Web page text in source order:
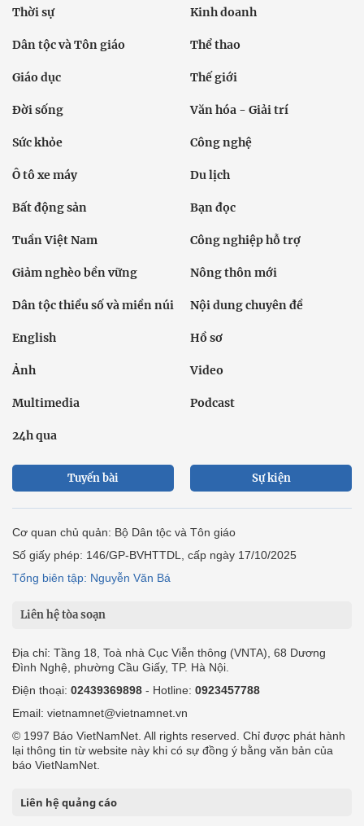
Thời sự Kinh doanh
Dân tộc và Tôn giáo Thể thao
Giáo dục Thế giới
Đời sống Văn hóa - Giải trí
Sức khỏe Công nghệ
Ô tô xe máy Du lịch
Bất động sản Bạn đọc
Tuần Việt Nam Công nghiệp hỗ trợ
Giảm nghèo bền vững Nông thôn mới
Dân tộc thiểu số và miền núi Nội dung chuyên đề
English Hồ sơ
Ảnh Video
Multimedia Podcast
24h qua
Tuyến bài Sự kiện
Cơ quan chủ quản: Bộ Dân tộc và Tôn giáo
Số giấy phép: 146/GP-BVHTTDL, cấp ngày 17/10/2025
Tổng biên tập: Nguyễn Văn Bá
Liên hệ tòa soạn
Địa chỉ: Tầng 18, Toà nhà Cục Viễn thông (VNTA), 68 Dương
Đình Nghệ, phường Cầu Giấy, TP. Hà Nội.
Điện thoại: 02439369898 - Hotline: 0923457788
Email: vietnamnet@vietnamnet.vn
© 1997 Báo VietNamNet. All rights reserved. Chỉ được phát hành
lại thông tin từ website này khi có sự đồng ý bằng văn bản của
báo VietNamNet.
Liên hệ quảng cáo